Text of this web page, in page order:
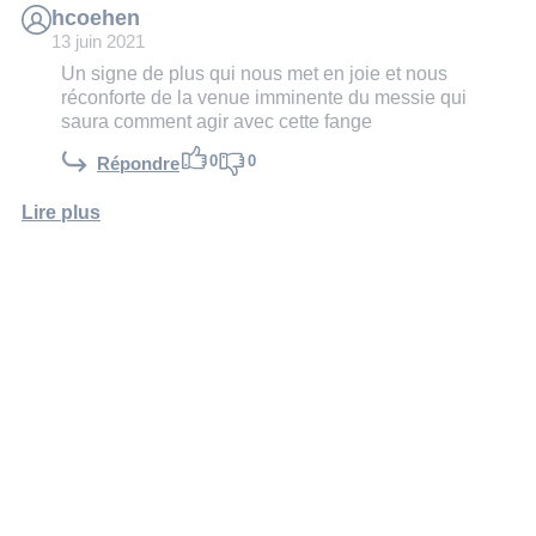
hcoehen
13 juin 2021
Un signe de plus qui nous met en joie et nous
réconforte de la venue imminente du messie qui
saura comment agir avec cette fange
Répondre 0 0
Lire plus